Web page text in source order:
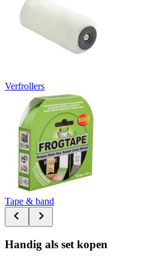
Verfrollers
Tape & band
Handig als set kopen